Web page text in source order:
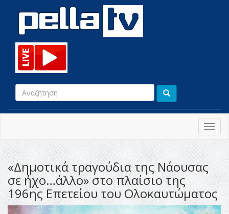
«Δημοτικά τραγούδια της Νάουσας
σε ήχο…άλλο» στο πλαίσιο της
196ης Επετείου του Ολοκαυτώματος